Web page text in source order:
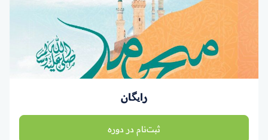
رایگان
ثبت‌نام در دوره